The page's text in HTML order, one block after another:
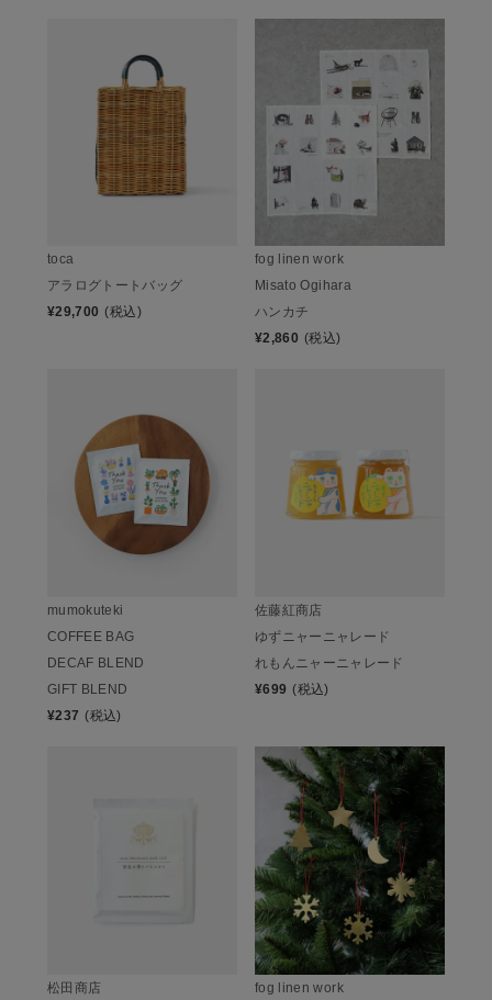
toca
アラログトートバッグ
¥29,700 (税込)
fog linen work
Misato Ogihara
ハンカチ
¥2,860 (税込)
mumokuteki
COFFEE BAG
DECAF BLEND
GIFT BLEND
¥237 (税込)
佐藤紅商店
ゆずニャーニャレード
れもんニャーニャレード
¥699 (税込)
松田商店
fog linen work